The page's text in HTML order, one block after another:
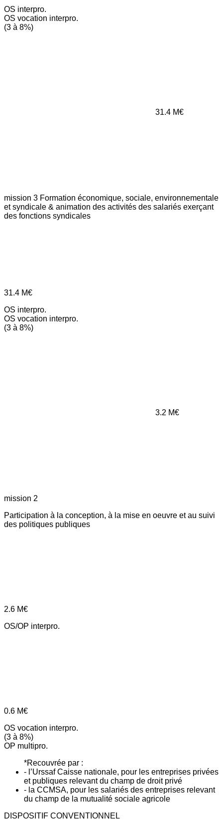
OS interpro.
OS vocation interpro.
(3 à 8%)
31.4 M€
mission 3 Formation économique, sociale, environnementale
et syndicale & animation des activités des salariés exerçant
des fonctions syndicales
31.4 M€
OS interpro.
OS vocation interpro.
(3 à 8%)
3.2 M€
mission 2
Participation à la conception, à la mise en oeuvre et au suivi
des politiques publiques
2.6 M€
OS/OP interpro.
0.6 M€
OS vocation interpro.
(3 à 8%)
OP multipro.
*Recouvrée par :
- l’Urssaf Caisse nationale, pour les entreprises privées
et publiques relevant du champ de droit privé
- la CCMSA, pour les salariés des entreprises relevant
du champ de la mutualité sociale agricole
DISPOSITIF CONVENTIONNEL